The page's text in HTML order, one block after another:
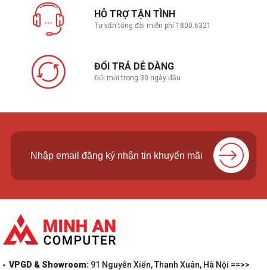
HỖ TRỢ TẬN TÌNH
Tư vấn tổng đài miễn phí 1800.6321
ĐỔI TRẢ DỄ DÀNG
Đổi mới trong 30 ngày đầu
VPGD & Showroom: 91 Nguyễn Xiển, Thanh Xuân, Hà Nội ==>>